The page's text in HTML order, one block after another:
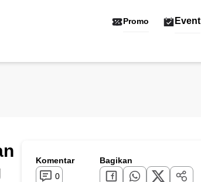
Promo Event
Komentar
0
Bagikan